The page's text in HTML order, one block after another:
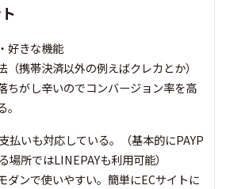
好きな機能
（携帯決済以外の例えばクレカとか）
ちがし辛いのでコンバージョン率を高
払いも対応している。（基本的にPAYP
場所ではLINEPAYも利用可能）
ダンで使いやすい。簡単にECサイトに